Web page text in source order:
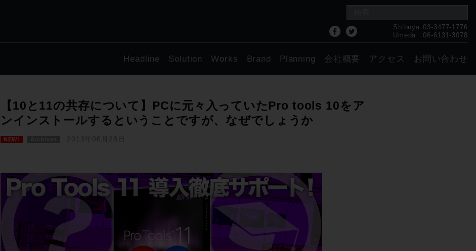
Shibuya 03-3477-1776
Umeda
06-6131-3078
Headline Solution Works Brand Planning 会社概要 アクセス お問い合わせ
【10と11の共存について】PCに元々入っていたPro tools 10をア
ンインストールするということですが、なぜでしょうか
NEW! 2013年06月28日